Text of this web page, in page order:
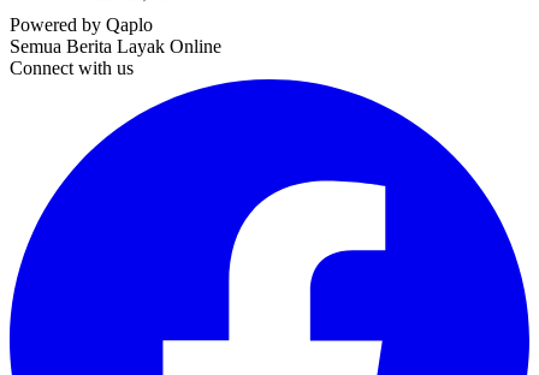
Powered by Qaplo
Semua Berita Layak Online
Connect with us